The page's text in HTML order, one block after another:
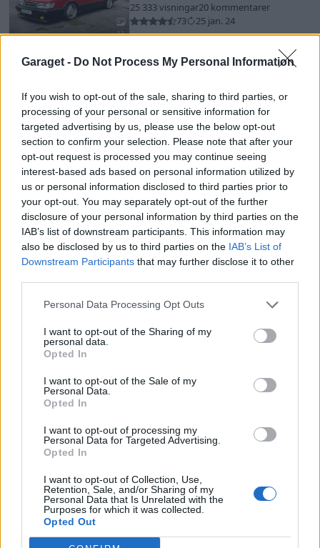
Garaget - Do Not Process My Personal Information
If you wish to opt-out of the sale, sharing to third parties, or
processing of your personal or sensitive information for
targeted advertising by us, please use the below opt-out
section to confirm your selection. Please note that after your
opt-out request is processed you may continue seeing
interest-based ads based on personal information utilized by
us or personal information disclosed to third parties prior to
your opt-out. You may separately opt-out of the further
disclosure of your personal information by third parties on the
IAB’s list of downstream participants. This information may
also be disclosed by us to third parties on the IAB’s List of
Downstream Participants that may further disclose it to other
Personal Data Processing Opt Outs
I want to opt-out of the Sharing of my
personal data.
Opted In
I want to opt-out of the Sale of my
Personal Data.
Opted In
I want to opt-out of processing my
Personal Data for Targeted Advertising.
Opted In
I want to opt-out of Collection, Use,
Retention, Sale, and/or Sharing of my
Personal Data that Is Unrelated with the
Purposes for which it was collected.
Opted Out
13
25 333 visningar20 kommentarer
73
25 jan. 24
20 2
Saab 9000 2.3T"Banracern...
jonTe
136 079 visningar 800 kommentarer
765
6 aug. 18
Mazda RX7 TII"MX7"(1987)
carlssonj
19 035 visningar116 kommentarer
125
13 sept. 24
Toyota Supra MKIV "MaxxECU"
(1993)
30 322 visningar6 kommentarer
JSF
Porsche 997.2 "ill"
Ronaldo
40 820 visningar 175 kommentarer
328
30 juni 13